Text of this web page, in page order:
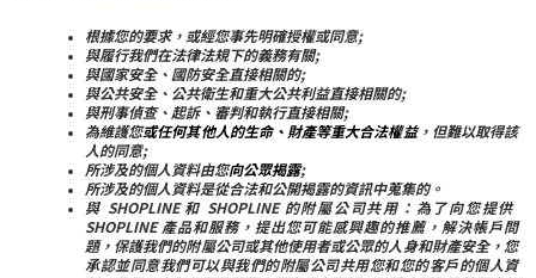
根據您的要求，或經您事先明確授權或同意;
與履行我們在法律法規下的義務有關;
與國家安全、國防安全直接相關的;
與公共安全、公共衛生和重大公共利益直接相關的;
與刑事偵查、起訴、審判和執行直接相關;
為維護您或任何其他人的生命、財產等重大合法權益，但難以取得該
人的同意;
所涉及的個人資料由您向公眾揭露;
所涉及的個人資料是從合法和公開揭露的資訊中蒐集的。
與 SHOPLINE 和 SHOPLINE 的附屬公司共用：為了向您提供
SHOPLINE 產品和服務，提出您可能感興趣的推薦，解決帳戶問
題，保護我們的附屬公司或其他使用者或公眾的人身和財產安全，您
承認並同意我們可以與我們的附屬公司共用您和您的客戶的個人資